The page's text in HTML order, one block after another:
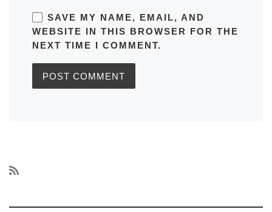
SAVE MY NAME, EMAIL, AND
WEBSITE IN THIS BROWSER FOR THE
NEXT TIME I COMMENT.